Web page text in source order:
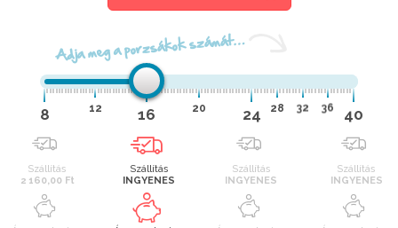
Adja meg a porzsákok számát…
8 12 16 20 24 28 32 36 40
Szállítás
2 160,00 Ft
Szállítás
INGYENES
Szállítás
INGYENES
Szállítás
INGYENES